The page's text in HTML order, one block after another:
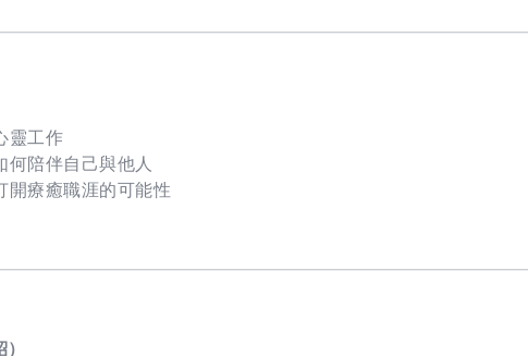
靈工作
陪伴自己與他人
開療癒職涯的可能性